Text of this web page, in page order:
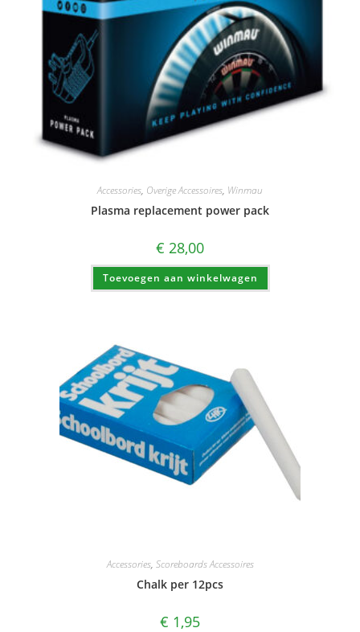
Accessories, Overige Accessoires, Winmau
Plasma replacement power pack
€ 28,00
Toevoegen aan winkelwagen
Accessories, Scoreboards Accessoires
Chalk per 12pcs
€ 1,95